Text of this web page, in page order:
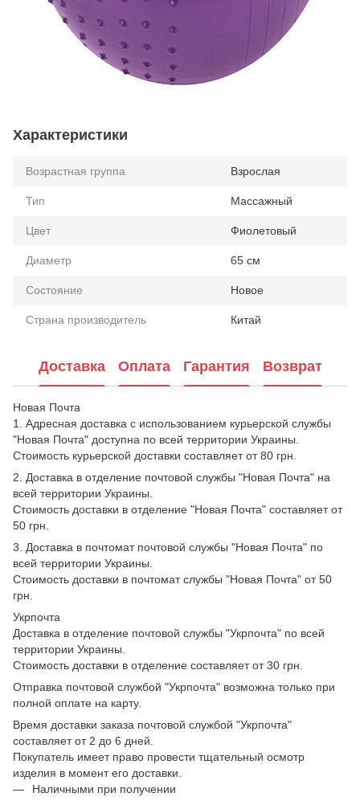
Характеристики
Возрастная группа Взрослая
Тип Массажный
Цвет Фиолетовый
Диаметр 65 см
Состояние Новое
Страна производитель Китай
Доставка Оплата Гарантия Возврат
Новая Почта
1. Адресная доставка с использованием курьерской службы
"Новая Почта" доступна по всей территории Украины.
Стоимость курьерской доставки составляет от 80 грн.
2. Доставка в отделение почтовой службы "Новая Почта" на
всей территории Украины.
Стоимость доставки в отделение "Новая Почта" составляет от
50 грн.
3. Доставка в почтомат почтовой службы "Новая Почта" по
всей территории Украины.
Стоимость доставки в почтомат службы "Новая Почта" от 50
грн.
Укрпочта
Доставка в отделение почтовой службы "Укрпочта" по всей
территории Украины.
Стоимость доставки в отделение составляет от 30 грн.
Отправка почтовой службой "Укрпочта" возможна только при
полной оплате на карту.
Время доставки заказа почтовой службой "Укрпочта"
составляет от 2 до 6 дней.
Покупатель имеет право провести тщательный осмотр
изделия в момент его доставки.
Наличными при получении